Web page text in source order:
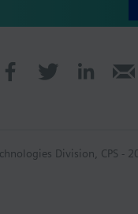
Ventilen
Division, CPS -